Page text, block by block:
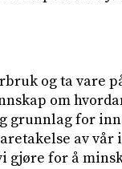
og ta vare
om
grunnlag for
av
gjøre for å